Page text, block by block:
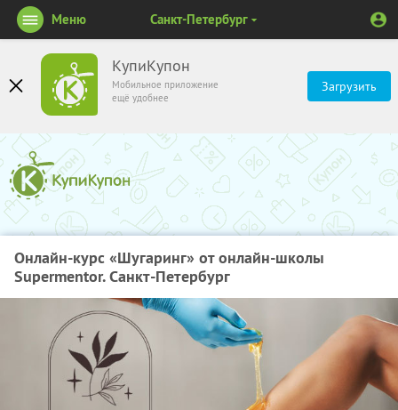
КупиКупон
Мобильное приложение
ещё удобнее
Загрузить
Меню Санкт-Петербург
Онлайн-курс «Шугаринг» от онлайн-школы
Supermentor. Санкт-Петербург